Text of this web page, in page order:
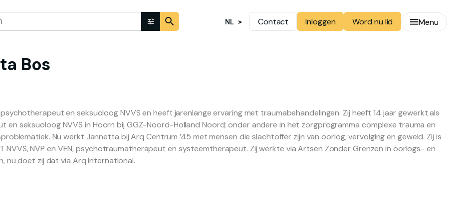
NL Contact Inloggen Word nu lid Menu
Bos
en seksuoloog NVVS en heeft jarenlange ervaring met traumabehandelingen. Zij heeft 14 jaar gewerkt als
en seksuoloog NVVS in Hoorn bij GGZ-Noord-Holland Noord; onder andere in het zorgprogramma complexe trauma en
Nu werkt Jannetta bij Arq Centrum ’45 met mensen die slachtoffer zijn van oorlog, vervolging en geweld. Zij is
NVVS, NVP en VEN, psychotraumatherapeut en systeemtherapeut. Zij werkte via Artsen Zonder Grenzen in oorlogs- en
nu doet zij dat via Arq International.